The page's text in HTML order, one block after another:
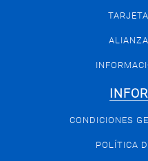
CONDICIONES
POLÍTICA